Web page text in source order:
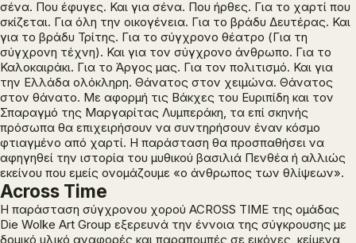
σένα. Που έφυγες. Και για σένα. Που ήρθες. Για το χαρτί που
σκίζεται. Για όλη την οικογένεια. Για το βράδυ Δευτέρας. Και
για το βράδυ Τρίτης. Για το σύγχρονο θέατρο (Για τη
σύγχρονη τέχνη). Και για τον σύγχρονο άνθρωπο. Για το
Καλοκαιράκι. Για το Άργος μας. Για τον πολιτισμό. Και για
την Ελλάδα ολόκληρη. Θάνατος στον χειμώνα. Θάνατος
στον θάνατο. Με αφορμή τις Βάκχες του Ευριπίδη και τον
Σπαραγμό της Μαργαρίτας Λυμπεράκη, τα επί σκηνής
πρόσωπα θα επιχειρήσουν να συντηρήσουν έναν κόσμο
φτιαγμένο από χαρτί. Η παράσταση θα προσπαθήσει να
αφηγηθεί την ιστορία του μυθικού βασιλιά Πενθέα ή αλλιώς
εκείνου που εμείς ονομάζουμε «ο άνθρωπος των θλίψεων».
Across Time
H παράσταση σύγχρονου χορού ACROSS TIME της ομάδας
Die Wolke Art Group εξερευνά την έννοια της σύγκρουσης με
δομικό υλικό αναφορές και παραπομπές σε εικόνες, κείμενα,